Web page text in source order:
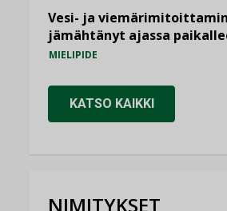
Vesi- ja
jämähtänyt ajassa
MIELIPIDE
KATSO KAIKKI
NIMITYKSET